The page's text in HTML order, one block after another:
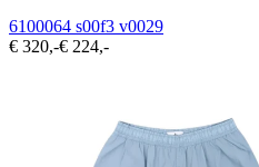
6100064 s00f3 v0029
€ 320,-€ 224,-